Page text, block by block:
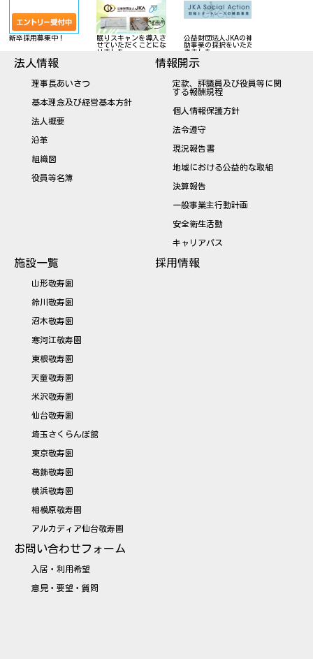
新卒採用募集中！
公益財団法人JKAの補
助事業の採択をいただ
きました
眠りスキャンを導入さ
せていただくことにな
りました
法人情報
理事長あいさつ
基本理念及び経営基本方針
法人概要
沿革
組織図
役員等名簿
情報開示
定款、評議員及び役員等に関
する報酬規程
個人情報保護方針
法令遵守
現況報告書
地域における公益的な取組
決算報告
一般事業主行動計画
安全衛生活動
キャリアパス
施設一覧
山形敬寿園
鈴川敬寿園
沼木敬寿園
寒河江敬寿園
東根敬寿園
天童敬寿園
米沢敬寿園
仙台敬寿園
埼玉さくらんぼ館
東京敬寿園
葛飾敬寿園
横浜敬寿園
相模原敬寿園
アルカディア仙台敬寿園
採用情報
お問い合わせフォーム
入居・利用希望
意見・要望・質問